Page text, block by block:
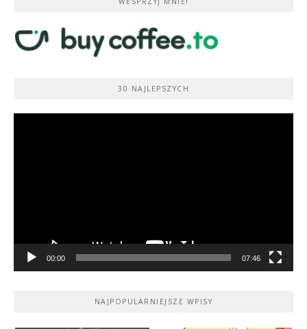
30 NAJLEPSZYCH
00:00 07:46
NAJPOPULARNIEJSZE WPISY